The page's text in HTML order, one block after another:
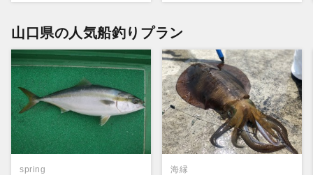
山口県の人気船釣りプラン
spring 海縁